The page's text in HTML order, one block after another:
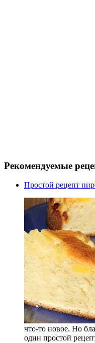
Рекомендуемые
Простой рецепт
что-то новое. Но
один простой